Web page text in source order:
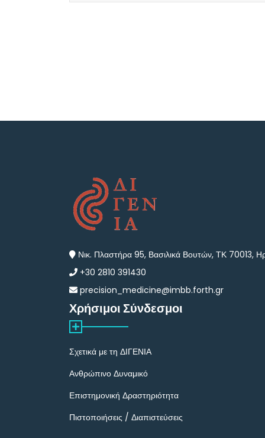
Νικ. Πλαστήρα 95, Βασιλικά Βουτών, ΤΚ 70013,
+30 2810 391430
precision_medicine@imbb.forth.gr
Χρήσιμοι Σύνδεσμοι
Σχετικά με τη ΔΙΓΕΝΙΑ
Ανθρώπινο Δυναμικό
Επιστημονική Δραστηριότητα
Πιστοποιήσεις / Διαπιστεύσεις